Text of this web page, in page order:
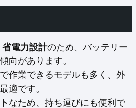
省電力設計のため、バッテリー
向があります。
で作業できるモデルも多く、外
適です。
なため、持ち運びにも便利で